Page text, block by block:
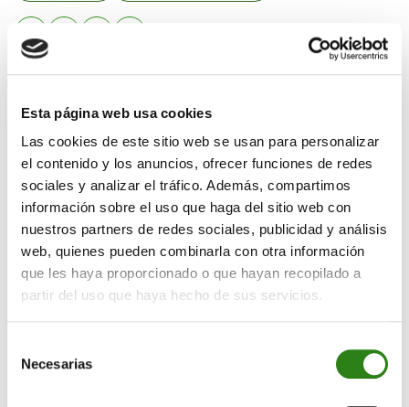
Esta página web usa cookies
Las cookies de este sitio web se usan para personalizar
el contenido y los anuncios, ofrecer funciones de redes
sociales y analizar el tráfico. Además, compartimos
información sobre el uso que haga del sitio web con
nuestros partners de redes sociales, publicidad y análisis
web, quienes pueden combinarla con otra información
que les haya proporcionado o que hayan recopilado a
partir del uso que haya hecho de sus servicios.
Necesarias
actividades para ofrecer más valor y servicio al
cliente.
Creand Asset Management, la gestora del grupo
Creand en España, ha recibido la autorización de la
Comisión Nacional del Mercado de Valores (CNMV)
para gestionar directamente Instituciones de Inversión
Colectiva (IIC) armonizadas domiciliadas en
Luxemburgo en régimen de libre prestación de
dispone del pasaporte europeo que le permitirá actuar